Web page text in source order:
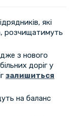
які
розчищатимуть
з нового
доріг у
залишиться
на баланс